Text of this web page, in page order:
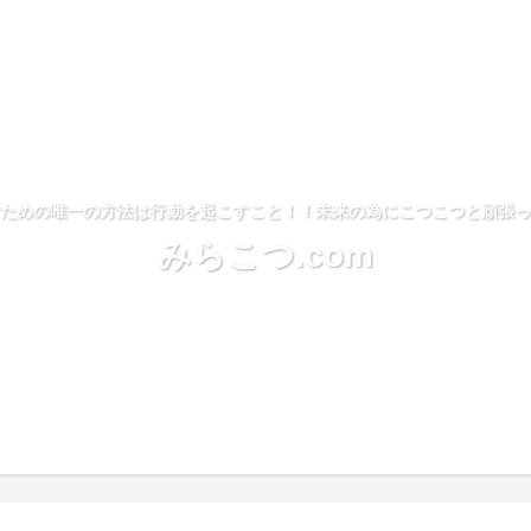
めの唯一の方法は行動を起こすこと！！未来の為にこつこつと頑張
みらこつ.com